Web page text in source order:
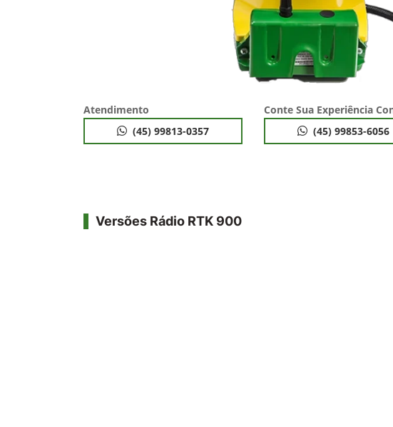
Atendimento
(45) 99813-0357
Conte Sua Experiência
(45) 99853-6056
Versões Rádio RTK 900